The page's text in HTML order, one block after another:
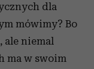
dla
mówimy? Bo
ale niemal
ma w swoim